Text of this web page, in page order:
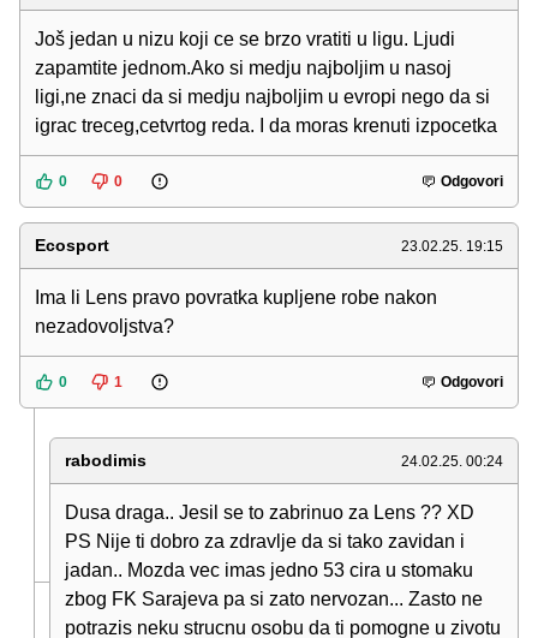
Još jedan u nizu koji ce se brzo vratiti u ligu. Ljudi
zapamtite jednom.Ako si medju najboljim u nasoj
ligi,ne znaci da si medju najboljim u evropi nego da si
igrac treceg,cetvrtog reda. I da moras krenuti izpocetka
0 0 Odgovori
Ecosport 23.02.25. 19:15
Ima li Lens pravo povratka kupljene robe nakon
nezadovoljstva?
0 1 Odgovori
rabodimis 24.02.25. 00:24
Dusa draga.. Jesil se to zabrinuo za Lens ?? XD
PS Nije ti dobro za zdravlje da si tako zavidan i
jadan.. Mozda vec imas jedno 53 cira u stomaku
zbog FK Sarajeva pa si zato nervozan... Zasto ne
potrazis neku strucnu osobu da ti pomogne u zivotu